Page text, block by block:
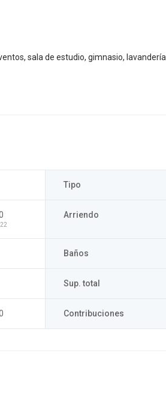
sala de estudio, gimnasio, lavandería
Tipo
Arriendo
Baños
Sup. total
Contribuciones